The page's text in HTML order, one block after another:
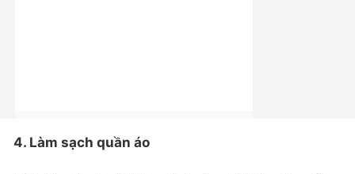
4. Làm sạch quần áo